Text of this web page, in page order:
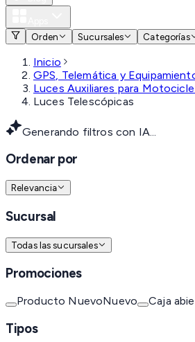
Orden
Sucursales Categorías
Inicio
GPS, Telemática y
Luces Auxiliares para
Luces Telescópicas
Generando filtros con IA...
Ordenar por
Relevancia
Sucursal
Todas las sucursales
Promociones
Producto NuevoNuevo Caja
Tipos